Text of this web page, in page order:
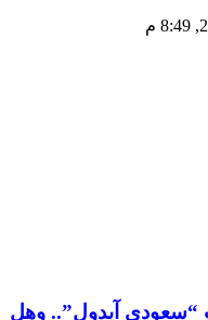
“سعودي آيدول”.. وهل